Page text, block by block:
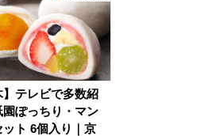
】テレビで多数紹
園ぽっちり・マン
ット 6個入り｜京